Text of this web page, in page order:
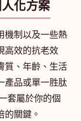
化方案
機制以及一些熱
高效的抗老效
質、年齡、生活
產品或單一胜肽
套屬於你的個
關鍵。